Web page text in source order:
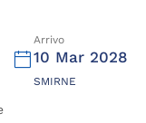
Arrivo
10 Mar 2028
SMIRNE